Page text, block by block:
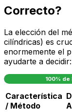
Correcto?
La elección del
cilíndricas) es
enormemente el
ayudarte a decidir:
100%
Característica
/ Método